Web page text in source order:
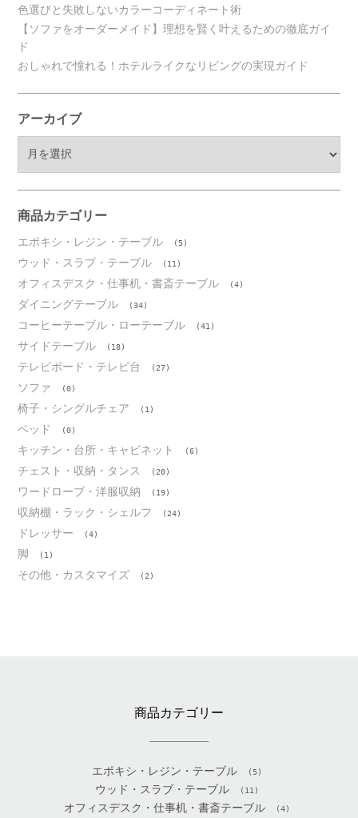
色選びと失敗しないカラーコーディネート術
【ソファをオーダーメイド】理想を賢く叶えるための徹底ガイ
ド
おしゃれで憧れる！ホテルライクなリビングの実現ガイド
アーカイブ
ブ
商品カテゴリー
エポキシ・レジン・テーブル (5)
ウッド・スラブ・テーブル (11)
オフィスデスク・仕事机・書斎テーブル (4)
ダイニングテーブル (34)
コーヒーテーブル・ローテーブル (41)
サイドテーブル (18)
テレビボード・テレビ台 (27)
ソファ (0)
椅子・シングルチェア (1)
ベッド (0)
キッチン・台所・キャビネット (6)
チェスト・収納・タンス (20)
ワードローブ・洋服収納 (19)
収納棚・ラック・シェルフ (24)
ドレッサー (4)
脚 (1)
その他・カスタマイズ (2)
商品カテゴリー
エポキシ・レジン・テーブル (5)
ウッド・スラブ・テーブル (11)
オフィスデスク・仕事机・書斎テーブル (4)